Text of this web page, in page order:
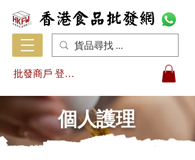
批發商戶 登入/註冊
個人護理